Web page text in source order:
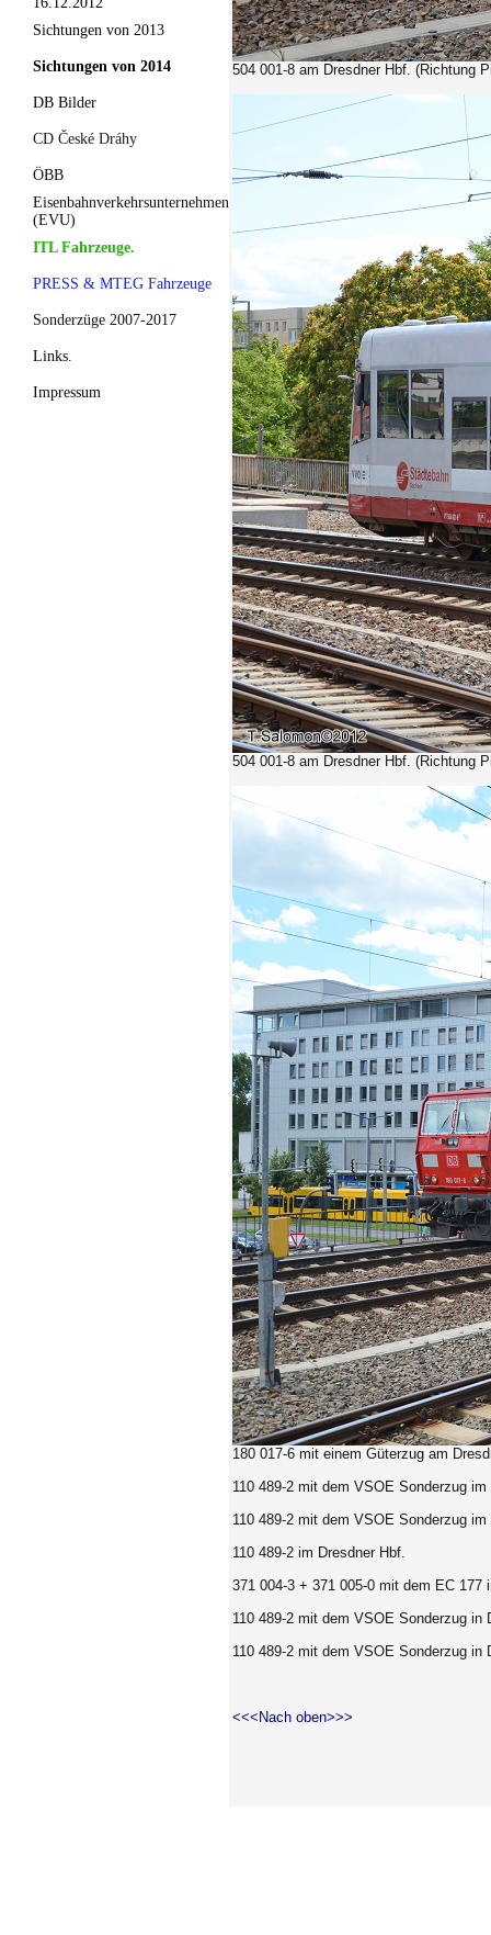
Sichtungen von 2013
Sichtungen von 2014
DB Bilder
CD České Dráhy
ÖBB
Eisenbahnverkehrsunternehmen
(EVU)
ITL Fahrzeuge.
PRESS & MTEG Fahrzeuge
Sonderzüge 2007-2017
Links.
Impressum
504 001-8 am Dresdner Hbf. (Richtung
504 001-8 am Dresdner Hbf. (Richtung
180 017-6 mit einem Güterzug am
110 489-2 mit dem VSOE Sonderzug im
110 489-2 mit dem VSOE Sonderzug im
110 489-2 im Dresdner Hbf.
371 004-3 + 371 005-0 mit dem EC 177
110 489-2 mit dem VSOE Sonderzug in
110 489-2 mit dem VSOE Sonderzug in
<<<Nach oben>>>